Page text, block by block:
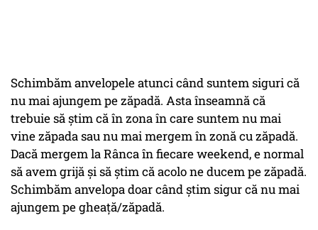
Schimbăm anvelopele atunci când suntem siguri că
nu mai ajungem pe zăpadă. Asta înseamnă că
trebuie să știm că în zona în care suntem nu mai
vine zăpada sau nu mai mergem în zonă cu zăpadă.
Dacă mergem la Rânca în fiecare weekend, e normal
să avem grijă și să știm că acolo ne ducem pe zăpadă.
Schimbăm anvelopa doar când știm sigur că nu mai
ajungem pe gheață/zăpadă.